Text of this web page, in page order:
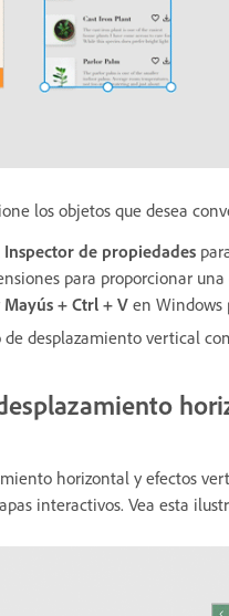
los objetos que desea
Inspector de propiedades
para proporcionar
Mayús + Ctrl + V en Windows
de desplazamiento vertical
horizontal y efectos
interactivos. Vea esta